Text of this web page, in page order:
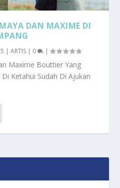
DAN MAXIME DI
|ARTIS | 0 |
Maxime Bouttier Yang
Ketahui Sudah Di Ajukan